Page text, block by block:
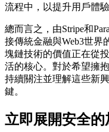
流程中，以提升用戶體
總而言之，由Stripe和
接傳統金融與Web3世界
塊鏈技術的價值正在從
活的核心。對於希望擁
持續關注並理解這些新
鍵。
立即展開安全